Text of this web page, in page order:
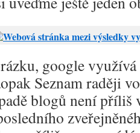
google
Seznam raději
blogů není příliš